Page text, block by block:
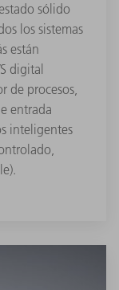
sólido
los sistemas
están
digital
de procesos,
entrada
inteligentes